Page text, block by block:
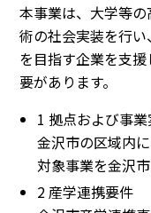
本事業は、大学等
術の社会実装を行
を目指す企業を支
要があります。
1 拠点および事
金沢市の区域内
対象事業を金沢
2 産学連携要件